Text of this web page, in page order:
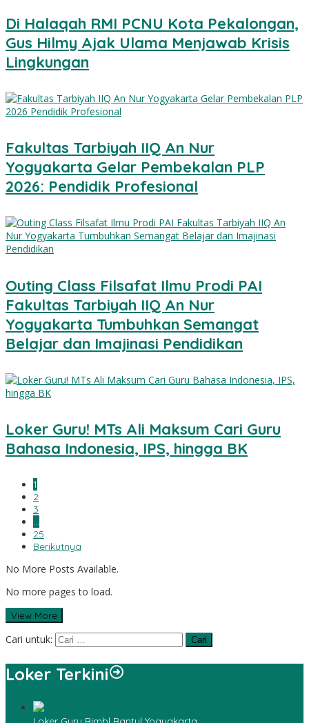
Di Halaqah RMI PCNU Kota Pekalongan,
Gus Hilmy Ajak Ulama Menjawab Krisis
Lingkungan
Fakultas Tarbiyah IIQ An Nur
Yogyakarta Gelar Pembekalan PLP
2026: Pendidik Profesional
Outing Class Filsafat Ilmu Prodi PAI
Fakultas Tarbiyah IIQ An Nur
Yogyakarta Tumbuhkan Semangat
Belajar dan Imajinasi Pendidikan
Loker Guru! MTs Ali Maksum Cari Guru
Bahasa Indonesia, IPS, hingga BK
1
2
3
…
25
Berikutnya
No More Posts Available.
No more pages to load.
View More
Cari untuk:
Loker Terkini